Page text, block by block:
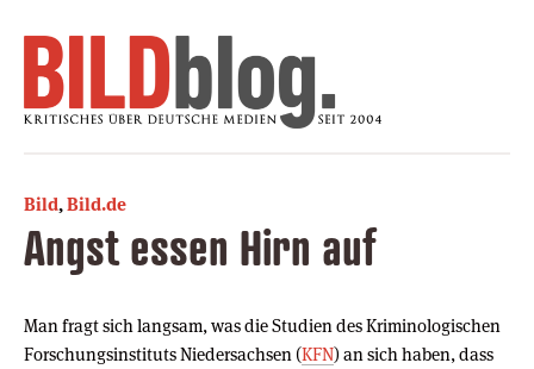
Bild,Bild.de
Angst essen Hirn auf
Man fragt sich langsam, was die Studien des Kriminologischen
Forschungsinstituts Niedersachsen (KFN) an sich haben, dass